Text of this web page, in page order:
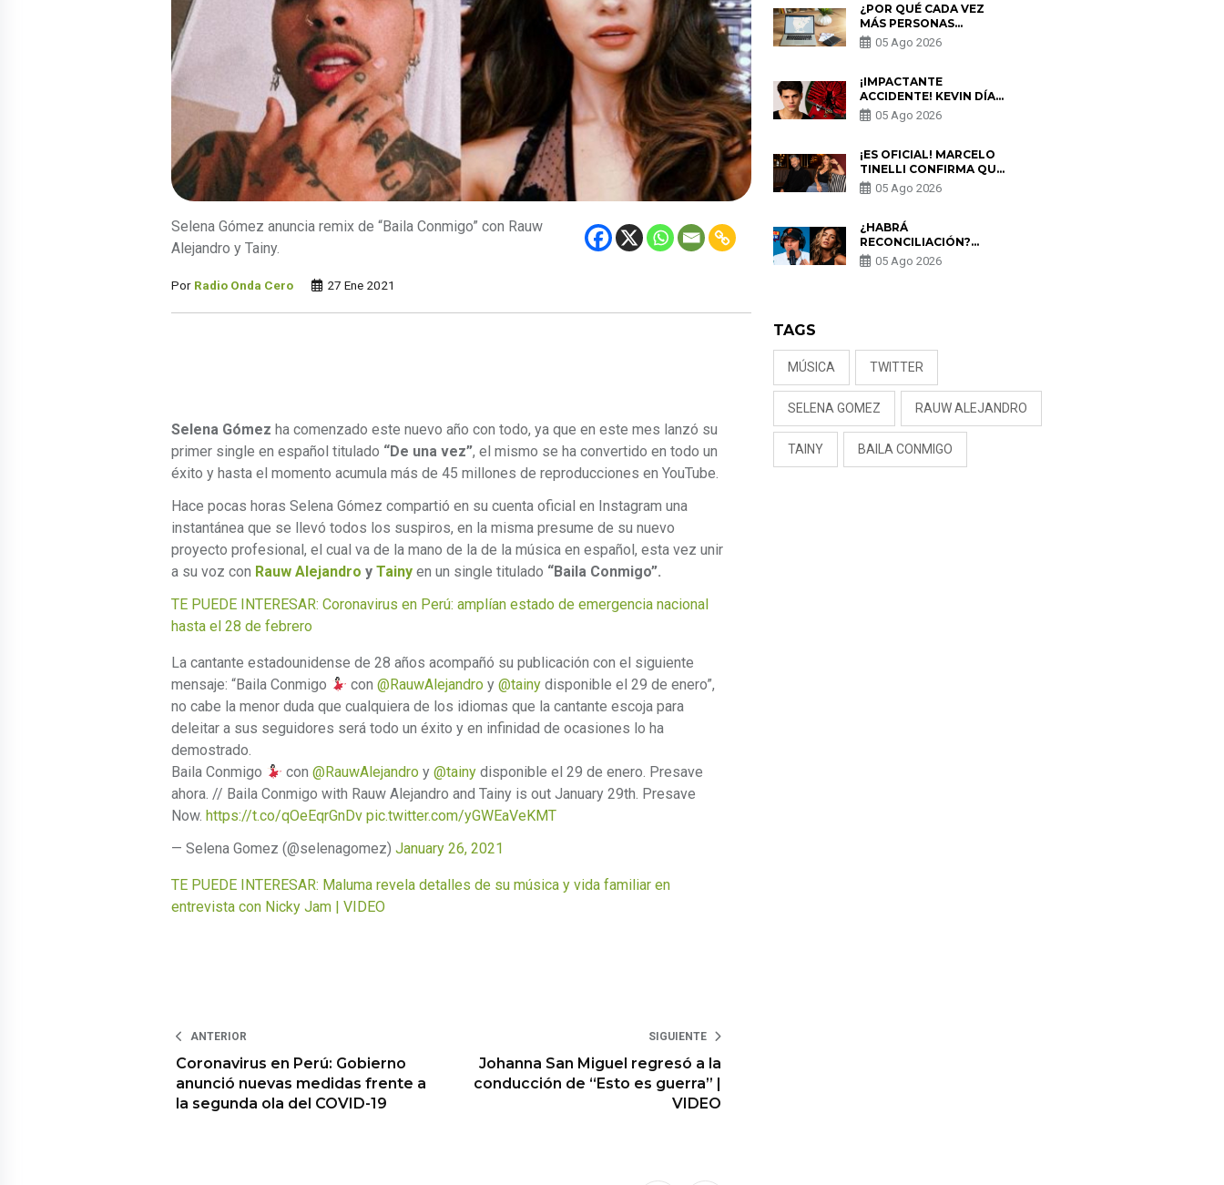
Selena Gómez anuncia remix de “Baila Conmigo” con Rauw
Alejandro y Tainy.
Por Radio Onda Cero 27 Ene 2021
Selena Gómez ha comenzado este nuevo año con todo, ya que en este mes lanzó su
primer single en español titulado “De una vez”, el mismo se ha convertido en todo un
éxito y hasta el momento acumula más de 45 millones de reproducciones en YouTube.
Hace pocas horas Selena Gómez compartió en su cuenta oficial en Instagram una
instantánea que se llevó todos los suspiros, en la misma presume de su nuevo
proyecto profesional, el cual va de la mano de la de la música en español, esta vez unir
a su voz con Rauw Alejandro y Tainy en un single titulado “Baila Conmigo”.
TE PUEDE INTERESAR: Coronavirus en Perú: amplían estado de emergencia nacional
hasta el 28 de febrero
La cantante estadounidense de 28 años acompañó su publicación con el siguiente
mensaje: “Baila Conmigo
con@RauwAlejandro y@tainy disponible el 29 de enero”,
no cabe la menor duda que cualquiera de los idiomas que la cantante escoja para
deleitar a sus seguidores será todo un éxito y en infinidad de ocasiones lo ha
demostrado.
Baila Conmigo
con@RauwAlejandro y@tainy disponible el 29 de enero. Presave
ahora. // Baila Conmigo with Rauw Alejandro and Tainy is out January 29th. Presave
Now. https://t.co/qOeEqrGnDv pic.twitter.com/yGWEaVeKMT
— Selena Gomez (@selenagomez) January 26, 2021
TE PUEDE INTERESAR: Maluma revela detalles de su música y vida familiar en
entrevista con Nicky Jam | VIDEO
ANTERIOR
Coronavirus en Perú: Gobierno
anunció nuevas medidas frente a
la segunda ola del COVID-19
SIGUIENTE
Johanna San Miguel regresó a la
conducción de “Esto es guerra” |
VIDEO
¿POR QUÉ CADA VEZ
MÁS PERSONAS
UTILIZAN UNA VPN
PARA PROTEGER SU
05 Ago 2026
¡IMPACTANTE
ACCIDENTE! KEVIN DÍAZ
CAE DESDE OCHO
METROS EN “ESTO ES
PREOCUPACIÓN
05 Ago 2026
¡ES OFICIAL! MARCELO
TINELLI CONFIRMA QUE
REGRESÓ CON MILETT
FIGUEROA: “EL AMOR
05 Ago 2026
¿HABRÁ
RECONCILIACIÓN?
MARIO HART ADMITE
QUE PODRÍA VOLVER
05 Ago 2026
TAGS
MÚSICA TWITTER
SELENA GOMEZ RAUW ALEJANDRO
TAINY BAILA CONMIGO